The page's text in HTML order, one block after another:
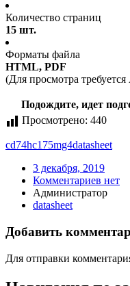
Количество страниц
15 шт.
Форматы файла
HTML, PDF
(Для просмотра
Подождите, идет
Просмотрено: 440
cd74hc175mg4datasheet
3 декабря, 2019
Комментариев нет
Администратор
datasheet
Добавить
Для отправки